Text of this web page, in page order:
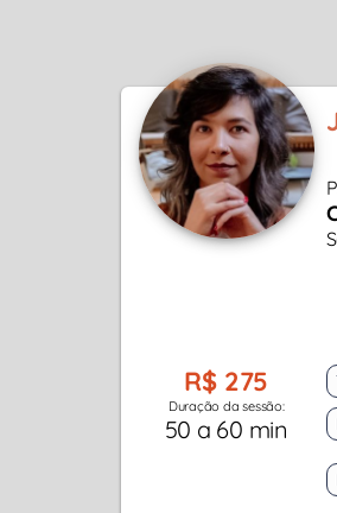
R$ 275
Duração da sessão:
50 a 60 min